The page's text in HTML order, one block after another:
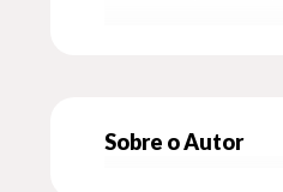
parece ter se
jurados a proteger a
Sobre o Autor